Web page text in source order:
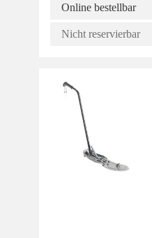
Online bestellbar
Nicht reservierbar